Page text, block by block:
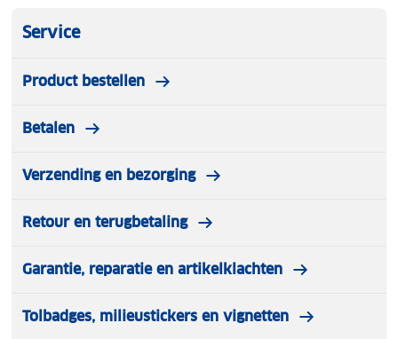
Service
Product bestellen
Betalen
Verzending en bezorging
Retour en terugbetaling
Garantie, reparatie en artikelklachten
Tolbadges, milieustickers en vignetten